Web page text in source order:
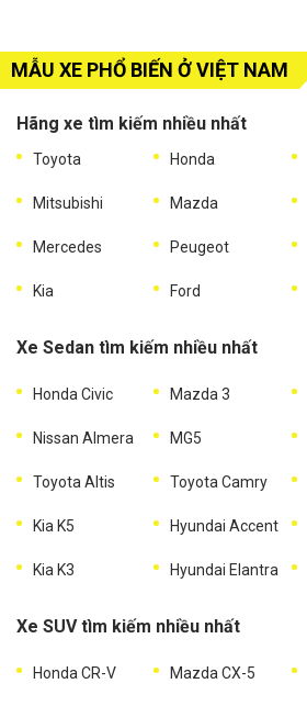
MẪU XE PHỔ BIẾN Ở VIỆT NAM
Hãng xe tìm kiếm nhiều nhất
Toyota Honda
Mitsubishi Mazda
Mercedes Peugeot
Kia Ford
Xe Sedan tìm kiếm nhiều nhất
Honda Civic Mazda 3
Nissan Almera MG5
Toyota Altis Toyota Camry
Kia K5 Hyundai Accent
Kia K3 Hyundai Elantra
Xe SUV tìm kiếm nhiều nhất
Honda CR-V Mazda CX-5